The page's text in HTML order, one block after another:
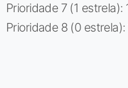
Prioridade 7 (1 estrela):
Prioridade 8 (0